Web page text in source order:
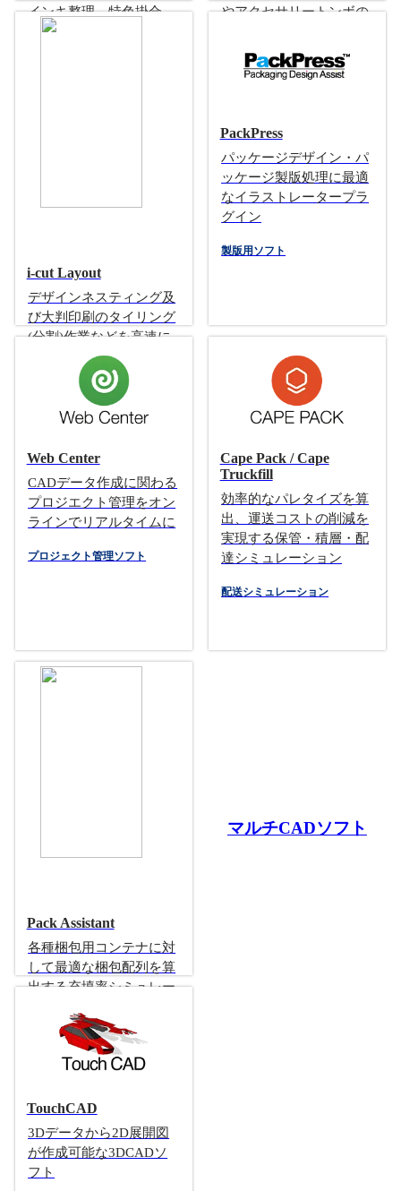
インキ整理、特色掛合
せ、白版作成、パス整理
やアクセサリートンボの
完了
i-cut Layout
デザインネスティング及
び大判印刷のタイリング
(分割)作業などを高速に
ネスティング
タイリングソフト
PackPress
パッケージデザイン・パ
ッケージ製版処理に最適
なイラストレータープラ
グイン
製版用ソフト
Web Center
CADデータ作成に関わる
プロジエクト管理をオン
ラインでリアルタイムに
プロジェクト管理ソフト
Cape Pack / Cape
Truckfill
効率的なパレタイズを算
出、運送コストの削減を
実現する保管・積層・配
達シミュレーション
配送シミュレーション
Pack Assistant
各種梱包用コンテナに対
して最適な梱包配列を算
出する充填率シミュレー
ソフト
梱包シミュレーション
マルチCADソフト
TouchCAD
3Dデータから2D展開図
が作成可能な3DCADソ
フト